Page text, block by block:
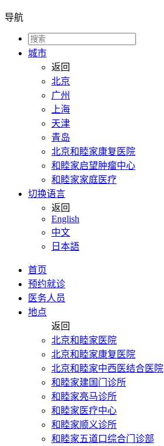
导航
城市
返回
北京
广州
上海
天津
青岛
北京和睦家康复医院
和睦家启望肿瘤中心
和睦家家庭医疗
切换语言
返回
English
中文
日本語
首页
预约就诊
医务人员
地点
返回
北京和睦家医院
北京和睦家康复医院
北京和睦家中西医结合医院
和睦家建国门诊所
和睦家亮马诊所
和睦家医疗中心
和睦家顺义诊所
和睦家五道口综合门诊部